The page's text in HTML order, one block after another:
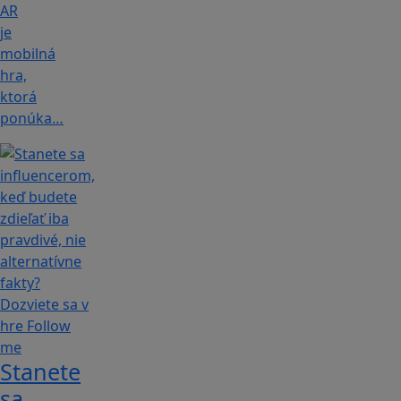
AR
je
mobilná
hra,
ktorá
ponúka…
Stanete